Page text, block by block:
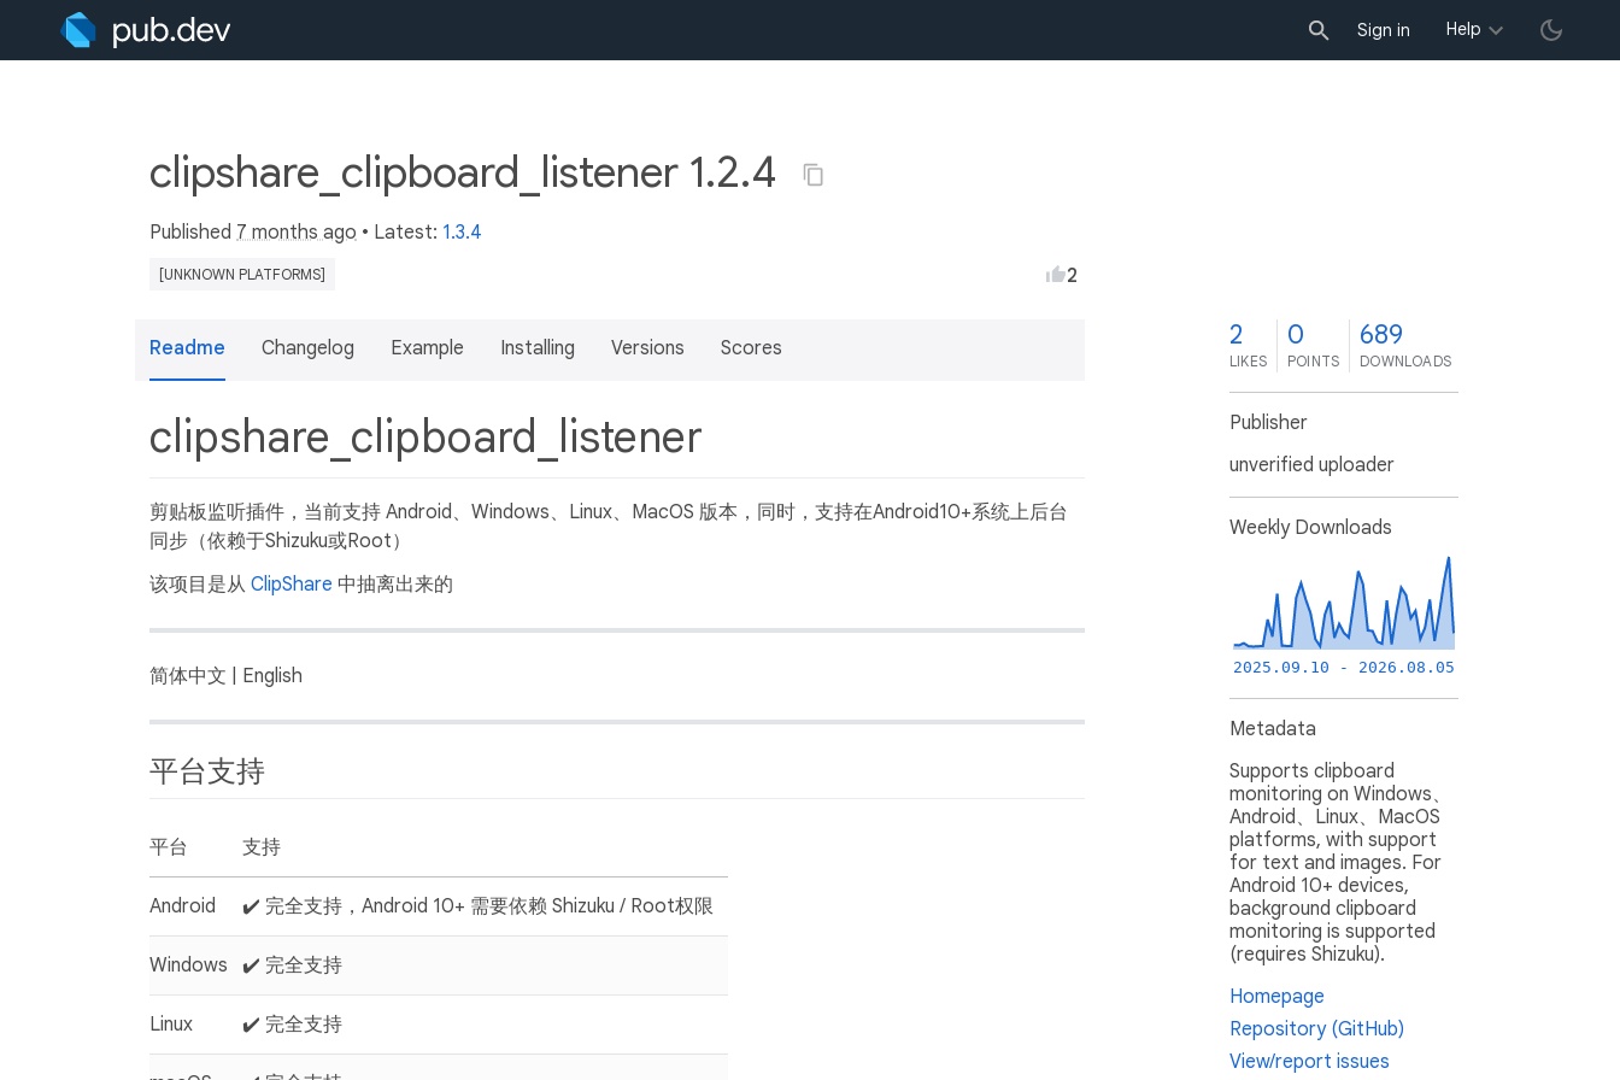
Sign in Help
clipshare_clipboard_listener 1.2.4
Published 7 months ago • Latest: 1.3.4
[UNKNOWN PLATFORMS] 2
Readme Changelog Example Installing Versions Scores
clipshare_clipboard_listener
剪贴板监听插件，当前支持 Android、Windows、Linux、MacOS 版本，同时，支持在Android10+系统上后台
同步（依赖于Shizuku或Root）
该项目是从 ClipShare 中抽离出来的
简体中文 | English
平台支持
平台 支持
Android ✔️ 完全支持，Android 10+ 需要依赖 Shizuku / Root权限
Windows ✔️ 完全支持
Linux ✔️ 完全支持
2
LIKES
0
POINTS
689
DOWNLOADS
Publisher
unverified uploader
Weekly Downloads
2025.09.10 - 2026.08.05
Metadata
Supports clipboard
monitoring on Windows、
Android、Linux、MacOS
platforms, with support
for text and images. For
Android 10+ devices,
background clipboard
monitoring is supported
(requires Shizuku).
Homepage
Repository (GitHub)
View/report issues